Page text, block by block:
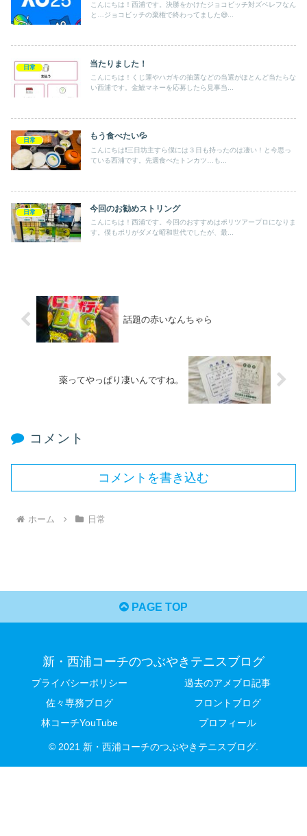
こんにちは！西浦です。決勝をかけたジョコビッチ対ズベレフなん
と…ジョコビッチの棄権で終わってました😅...
日常 当たりました！
こんにちは！くじ運やハガキの抽選などの当選がほとんど当たらな
い西浦です。金鯱マネーを応募したら見事当...
日常 もう食べたい💦
こんにちは❗️三日坊主すら僕には３日も持ったのは凄い！と今思っ
ている西浦です。先週食べたトンカツ…も...
日常 今回のお勧めストリング
こんにちは！西浦です。今回のおすすめはポリツアープロになりま
す。僕もポリがダメな昭和世代でしたが、最...
話題の赤いなんちゃら
薬ってやっぱり凄いんですね。
コメント
コメントを書き込む
ホーム 日常
PAGE TOP
新・西浦コーチのつぶやきテニスブログ
プライバシーポリシー
過去のアメブロ記事
佐々専務ブログ
フロントブログ
林コーチYouTube
プロフィール
© 2021 新・西浦コーチのつぶやきテニスブログ.